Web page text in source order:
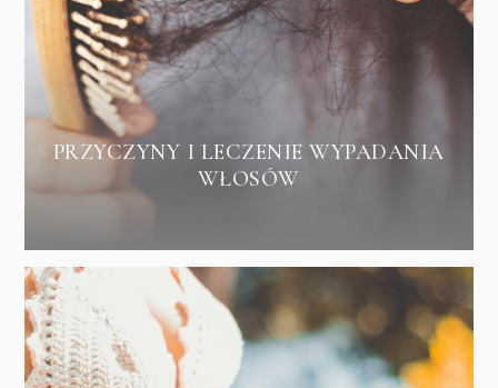
PRZYCZYNY I LECZENIE WYPADANIA
WŁOSÓW